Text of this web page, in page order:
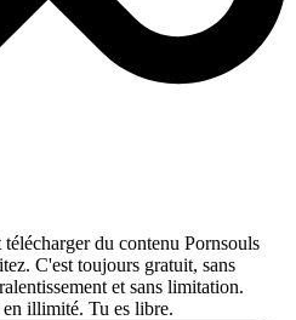
du contenu Pornsouls
C'est toujours gratuit, sans
et sans limitation.
illimité. Tu es libre.